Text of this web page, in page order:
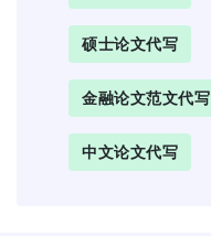
硕士论文代写
金融论文范文代写
中文论文代写